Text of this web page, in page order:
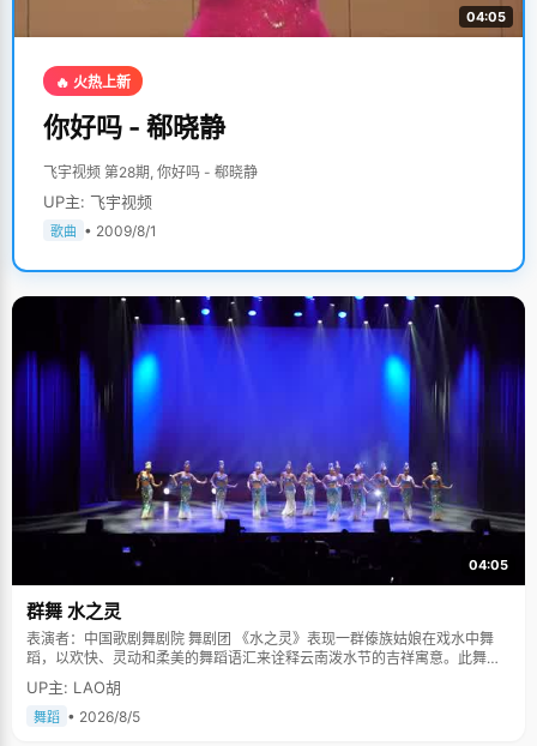
04:05
🔥 火热上新
你好吗 - 郗晓静
飞宇视频 第28期, 你好吗 - 郗晓静
UP主: 飞宇视频
歌曲 • 2009/8/1
04:05
群舞 水之灵
表演者：中国歌剧舞剧院 舞剧团 《水之灵》表现一群傣族姑娘在戏水中舞
蹈，以欢快、灵动和柔美的舞蹈语汇来诠释云南泼水节的吉祥寓意。此舞蹈
多次在中国人民大会堂及国际舞台上表演，一直得到赞誉其舞美，人美，寓
意美。。
UP主: LAO胡
舞蹈 • 2026/8/5